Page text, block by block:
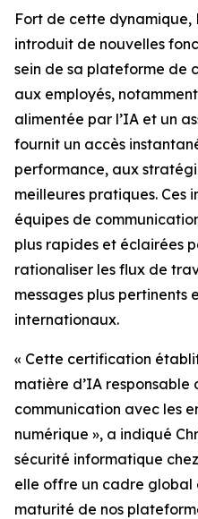
Fort de cette
introduit de nouvelles
sein de sa plateforme de
aux employés,
alimentée par l’IA et un
fournit un accès
performance, aux
meilleures pratiques. Ces
équipes de
plus rapides et éclairées
rationaliser les flux de
messages plus pertinents
internationaux.
« Cette certification
matière d’IA
communication avec les
numérique », a indiqué
sécurité informatique
elle offre un cadre global
maturité de nos